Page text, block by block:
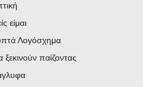
είμαι
Λογόσχημα
ξεκινούν παίζοντας